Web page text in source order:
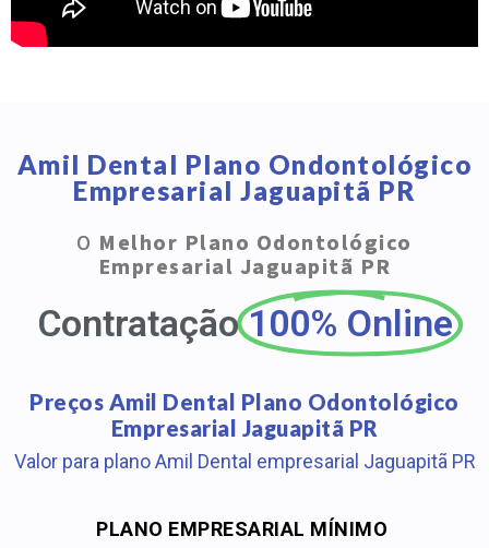
Amil Dental Plano Ondontológico
Empresarial Jaguapitã PR
O Melhor Plano Odontológico
Empresarial Jaguapitã PR
Contratação 100% Online
Preços Amil Dental Plano Odontológico
Empresarial Jaguapitã PR
Valor para plano Amil Dental empresarial Jaguapitã PR
PLANO EMPRESARIAL MÍNIMO